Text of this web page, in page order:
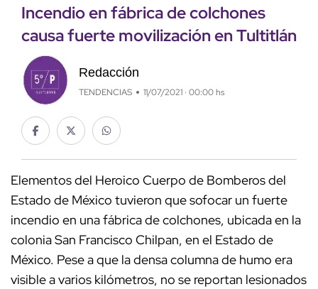
Incendio en fábrica de colchones
causa fuerte movilización en Tultitlán
Redacción
TENDENCIAS 11/07/2021 · 00:00 hs
Elementos del Heroico Cuerpo de Bomberos del
Estado de México tuvieron que sofocar un fuerte
incendio en una fábrica de colchones, ubicada en la
colonia San Francisco Chilpan, en el Estado de
México. Pese a que la densa columna de humo era
visible a varios kilómetros, no se reportan lesionados